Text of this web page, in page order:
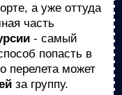
а уже оттуда
часть
- самый
попасть в
перелета может
за группу.